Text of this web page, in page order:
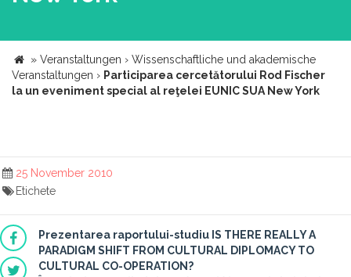
» Veranstaltungen › Wissenschaftliche und akademische
Veranstaltungen › Participarea cercetătorului Rod Fischer
la un eveniment special al reţelei EUNIC SUA New York
25 November 2010
Etichete
Prezentarea raportului-studiu IS THERE REALLY A
PARADIGM SHIFT FROM CULTURAL DIPLOMACY TO
CULTURAL CO-OPERATION?